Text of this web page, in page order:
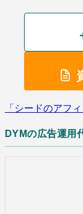
「シードのアフ
DYMの広告運用